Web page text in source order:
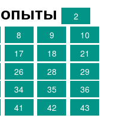
2
8 9
10
17 18
21
26 28
29
34 35
36
41 42
43